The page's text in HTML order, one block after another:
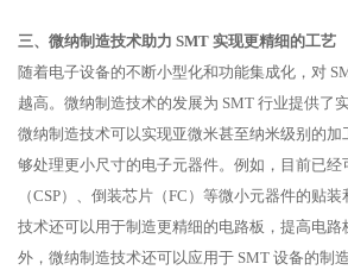
三、微纳制造技术助力 SMT 实现更精细的工艺
随着电子设备的不断小型化和功能集成化，对
越高。微纳制造技术的发展为 SMT 行业提供了
微纳制造技术可以实现亚微米甚至纳米级别的加
够处理更小尺寸的电子元器件。例如，目前已经
（CSP）、倒装芯片（FC）等微小元器件的贴
技术还可以用于制造更精细的电路板，提高电
外，微纳制造技术还可以应用于 SMT 设备的制